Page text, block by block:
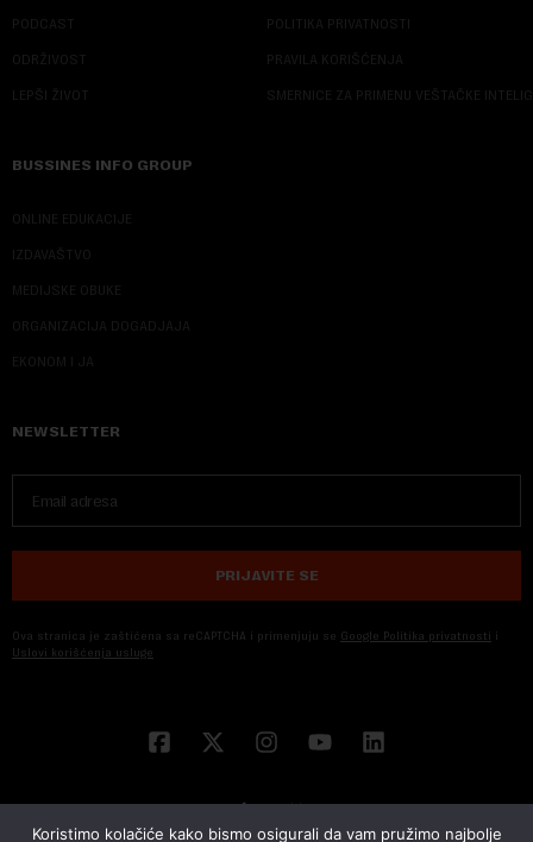
PODCAST
ODRŽIVOST
LEPŠI ŽIVOT
POLITIKA PRIVATNOSTI
PRAVILA KORIŠĆENJA
SMERNICE ZA PRIMENU VEŠTAČKE
BUSSINES INFO GROUP
ONLINE EDUKACIJE
IZDAVAŠTVO
MEDIJSKE OBUKE
ORGANIZACIJA DOGADJAJA
EKONOM I JA
NEWSLETTER
PRIJAVITE SE
Ova stranica je zaštićena sa reCAPTCHA i primenjuju se Google Politika privatnosti i
Uslovi korišćenja usluge
Koristimo kolačiće kako bismo osigurali da vam pružimo najbolje